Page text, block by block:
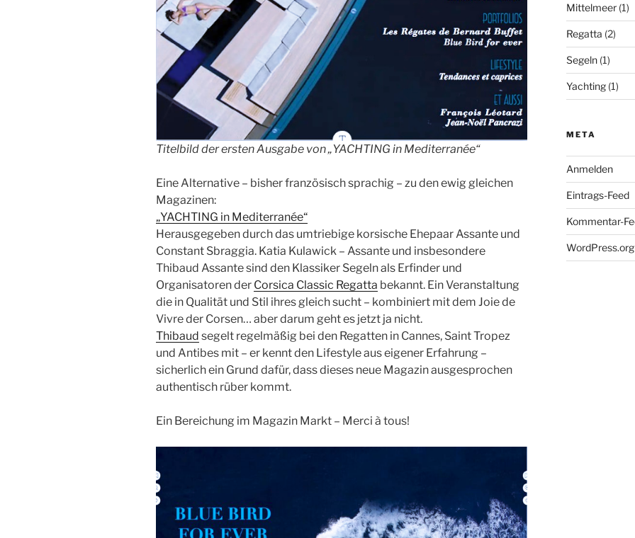
Titelbild der ersten Ausgabe von „YACHTING in Mediterranée“
Eine Alternative – bisher französisch sprachig – zu den ewig gleichen
Magazinen:
„YACHTING in Mediterranée“
Herausgegeben durch das umtriebige korsische Ehepaar Assante und
Constant Sbraggia. Katia Kulawick – Assante und insbesondere
Thibaud Assante sind den Klassiker Segeln als Erfinder und
Organisatoren der Corsica Classic Regatta bekannt. Ein Veranstaltung
die in Qualität und Stil ihres gleich sucht – kombiniert mit dem Joie de
Vivre der Corsen… aber darum geht es jetzt ja nicht.
Thibaud segelt regelmäßig bei den Regatten in Cannes, Saint Tropez
und Antibes mit – er kennt den Lifestyle aus eigener Erfahrung –
sicherlich ein Grund dafür, dass dieses neue Magazin ausgesprochen
authentisch rüber kommt.
Ein Bereichung im Magazin Markt – Merci à tous!
Mittelmeer(1)
Regatta (2)
Segeln(1)
Yachting(1)
META
Anmelden
Eintrags-Feed
Kommentar-
WordPress.org